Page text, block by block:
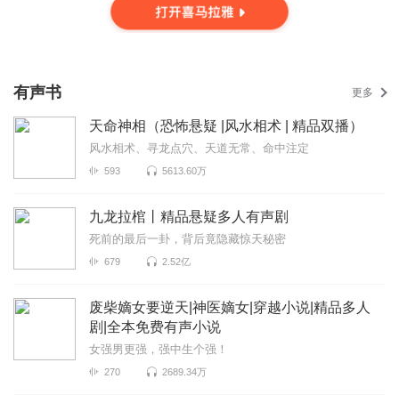
有声书 更多
天命神相（恐怖悬疑 |风水相术 | 精品双播）
风水相术、寻龙点穴、天道无常、命中注定
593 5613.60万
九龙拉棺丨精品悬疑多人有声剧
死前的最后一卦，背后竟隐藏惊天秘密
679 2.52亿
废柴嫡女要逆天|神医嫡女|穿越小说|精品多人
剧|全本免费有声小说
女强男更强，强中生个强！
270 2689.34万